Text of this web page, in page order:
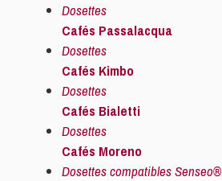
Dosettes
Cafés Passalacqua
Dosettes
Cafés Kimbo
Dosettes
Cafés Bialetti
Dosettes
Cafés Moreno
Dosettes compatibles Senseo®